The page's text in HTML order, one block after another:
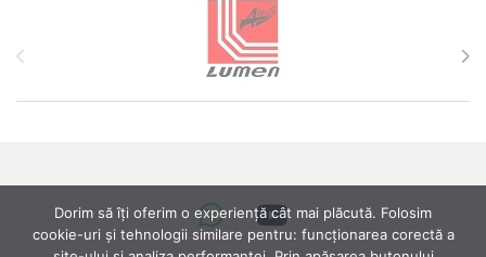
Dorim să îți oferim o experiență cât mai plăcută. Folosim
cookie-uri și tehnologii similare pentru: funcționarea corectă a